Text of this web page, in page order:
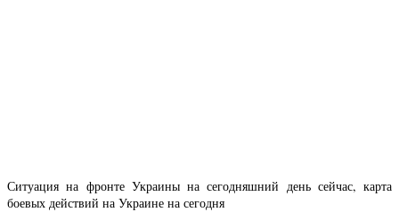
Ситуация на фронте Украины на сегодняшний день сейчас, карта
боевых действий на Украине на сегодня